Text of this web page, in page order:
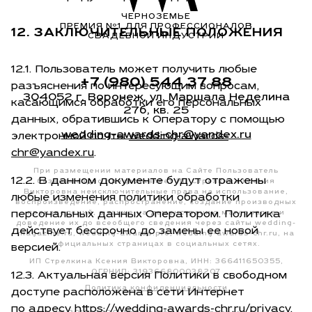
12. ЗАКЛЮЧИТЕЛЬНЫЕ ПОЛОЖЕНИЯ
12.1. Пользователь может получить любые
разъяснения по интересующим вопросам,
касающимся обработки его персональных
данных, обратившись к Оператору с помощью
электронной почтыwedding-awards-
chr@yandex.ru.
12.2. В данном документе будут отражены
любые изменения политики обработки
персональных данных Оператором. Политика
действует бессрочно до замены ее новой
версией.
12.3. Актуальная версия Политики в свободном
доступе расположена в сети Интернет
по адресу https://wedding-awards-chr.ru/privacy.
ЧЕРНОЗЕМЬЕ
ПРЕМИЯ Nº1 ДЛЯ ПРОФЕССИОНАЛОВ
СВАДЕБНОЙ ИНДУСТРИИ
+7 (980) 544 37 88
304052 г. Воронеж, ул. Маршала Неделина
27б, кв. 25
wedding-awards-chr@yandex.ru
При размещении материалов на Сайте Пользователь
безвозмездно предоставляет ИП Стрелкина Ксения
Викторовна неисключительные права на использование,
воспроизведение, распространение, создание производных
произведений, а также на демонстрацию материалов и
доведение их до всеобщего сведения через сайты wedding-
magazine.ru, wedding-awards.pro, wedding-awards-chr.ru, на
официальных страницах в социальных сетях.
ИП Стрелкина Ксения Викторовна, ИНН: 366411650355,
ОГРНИП: 319366800038207
Политика конфиденциальности